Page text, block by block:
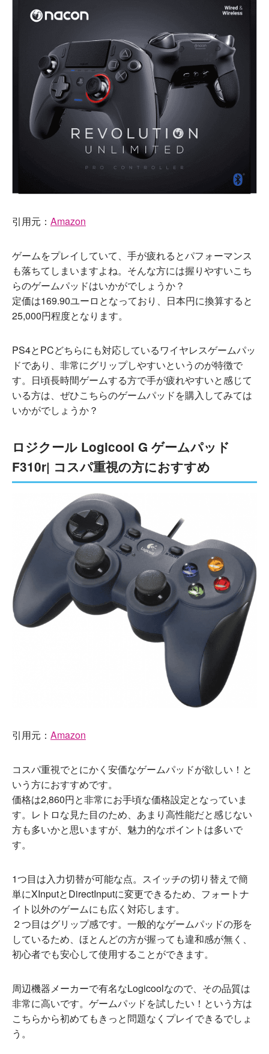
引用元： Amazon
ゲームをプレイしていて、手が疲れるとパフォーマンス
も落ちてしまいますよね。そんな方には握りやすいこち
らのゲームパッドはいかがでしょうか？
定価は169.90ユーロとなっており、日本円に換算すると
25,000円程度となります。
PS4とPCどちらにも対応しているワイヤレスゲームパッ
ドであり、非常にグリップしやすいというのが特徴で
す。日頃長時間ゲームする方で手が疲れやすいと感じて
いる方は、ぜひこちらのゲームパッドを購入してみては
いかがでしょうか？
ロジクール Logicool G ゲームパッド
F310r| コスパ重視の方におすすめ
引用元： Amazon
コスパ重視でとにかく安価なゲームパッドが欲しい！と
いう方におすすめです。
価格は2,860円と非常にお手頃な価格設定となっていま
す。レトロな見た目のため、あまり高性能だと感じない
方も多いかと思いますが、魅力的なポイントは多いで
す。
1つ目は入力切替が可能な点。スイッチの切り替えで簡
単にXInputとDirectInputに変更できるため、フォートナ
イト以外のゲームにも広く対応します。
２つ目はグリップ感です。一般的なゲームパッドの形を
しているため、ほとんどの方が握っても違和感が無く、
初心者でも安心して使用することができます。
周辺機器メーカーで有名なLogicoolなので、その品質は
非常に高いです。ゲームパッドを試したい！という方は
こちらから初めてもきっと問題なくプレイできるでしょ
う。